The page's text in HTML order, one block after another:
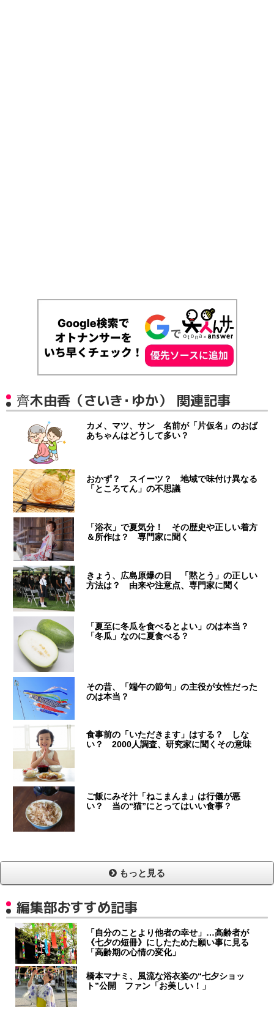
齊木由香（さいき・ゆか） 関連記事
カメ、マツ、サン 名前が「片仮名」のおば
あちゃんはどうして多い？
おかず？ スイーツ？ 地域で味付け異なる
「ところてん」の不思議
「浴衣」で夏気分！ その歴史や正しい着方
＆所作は？ 専門家に聞く
きょう、広島原爆の日 「黙とう」の正しい
方法は？ 由来や注意点、専門家に聞く
「夏至に冬瓜を食べるとよい」のは本当？
「冬瓜」なのに夏食べる？
その昔、「端午の節句」の主役が女性だった
のは本当？
食事前の「いただきます」はする？ しな
い？ 2000人調査、研究家に聞くその意味
ご飯にみそ汁「ねこまんま」は行儀が悪
い？ 当の“猫”にとってはいい食事？
もっと見る
編集部おすすめ記事
「自分のことより他者の幸せ」…高齢者が
《七夕の短冊》にしたためた願い事に見る
「高齢期の心情の変化」
橋本マナミ、風流な浴衣姿の“七夕ショッ
ト”公開 ファン「お美しい！」